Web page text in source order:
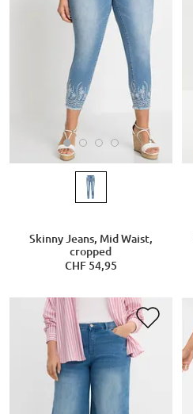
Skinny Jeans, Mid Waist,
cropped
CHF 54,95